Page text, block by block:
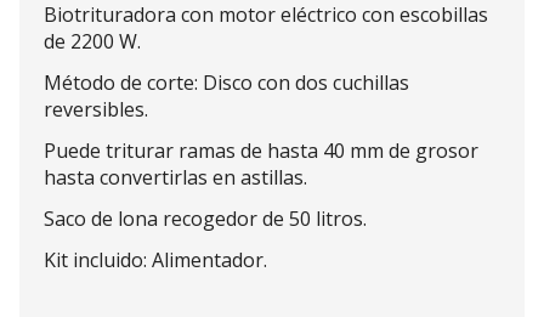
Biotrituradora con motor eléctrico con escobillas
de 2200 W.
Método de corte: Disco con dos cuchillas
reversibles.
Puede triturar ramas de hasta 40 mm de grosor
hasta convertirlas en astillas.
Saco de lona recogedor de 50 litros.
Kit incluido: Alimentador.